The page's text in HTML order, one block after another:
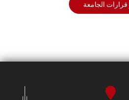
قرارات الجامعة